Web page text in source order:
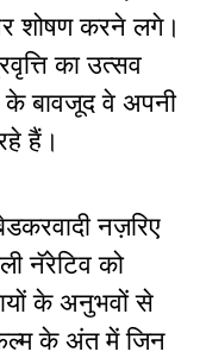
शोषण करने लगे।
का उत्सव
के बावजूद वे अपनी
हैं।
नज़रिए
नॅरेटिव को
के अनुभवों से
के अंत में जिन